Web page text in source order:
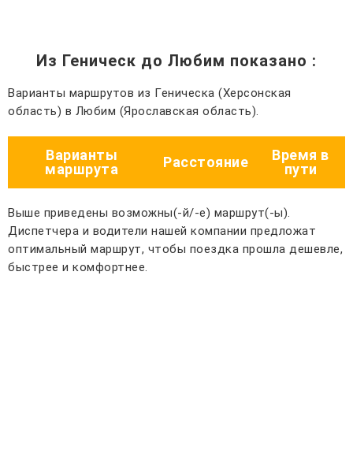
Из Геническ до Любим показано :
Варианты маршрутов из Геническа (Херсонская
область) в Любим (Ярославская область).
Варианты
маршрута
Расстояние
Время в
пути
Выше приведены возможны(-й/-е) маршрут(-ы).
Диспетчера и водители нашей компании предложат
оптимальный маршрут, чтобы поездка прошла дешевле,
быстрее и комфортнее.